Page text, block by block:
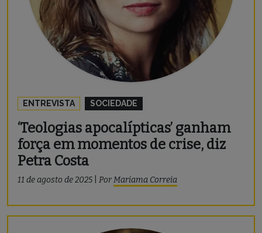
ENTREVISTA SOCIEDADE
‘Teologias apocalípticas’ ganham
força em momentos de crise, diz
Petra Costa
11 de agosto de 2025 PorMariama Correia